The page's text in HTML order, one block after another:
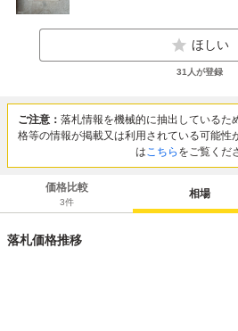
ほしい
31 人が登録
ご注意： 落札情報を機械的に抽出しているた
格等の情報が掲載又は利用されている可能性
はこちら をご覧くだ
価格比較
3件
相場
落札価格推移